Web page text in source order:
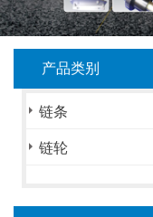
产品类别
链条
链轮